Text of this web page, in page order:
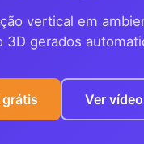
vertical em
3D gerados
Ver vídeo